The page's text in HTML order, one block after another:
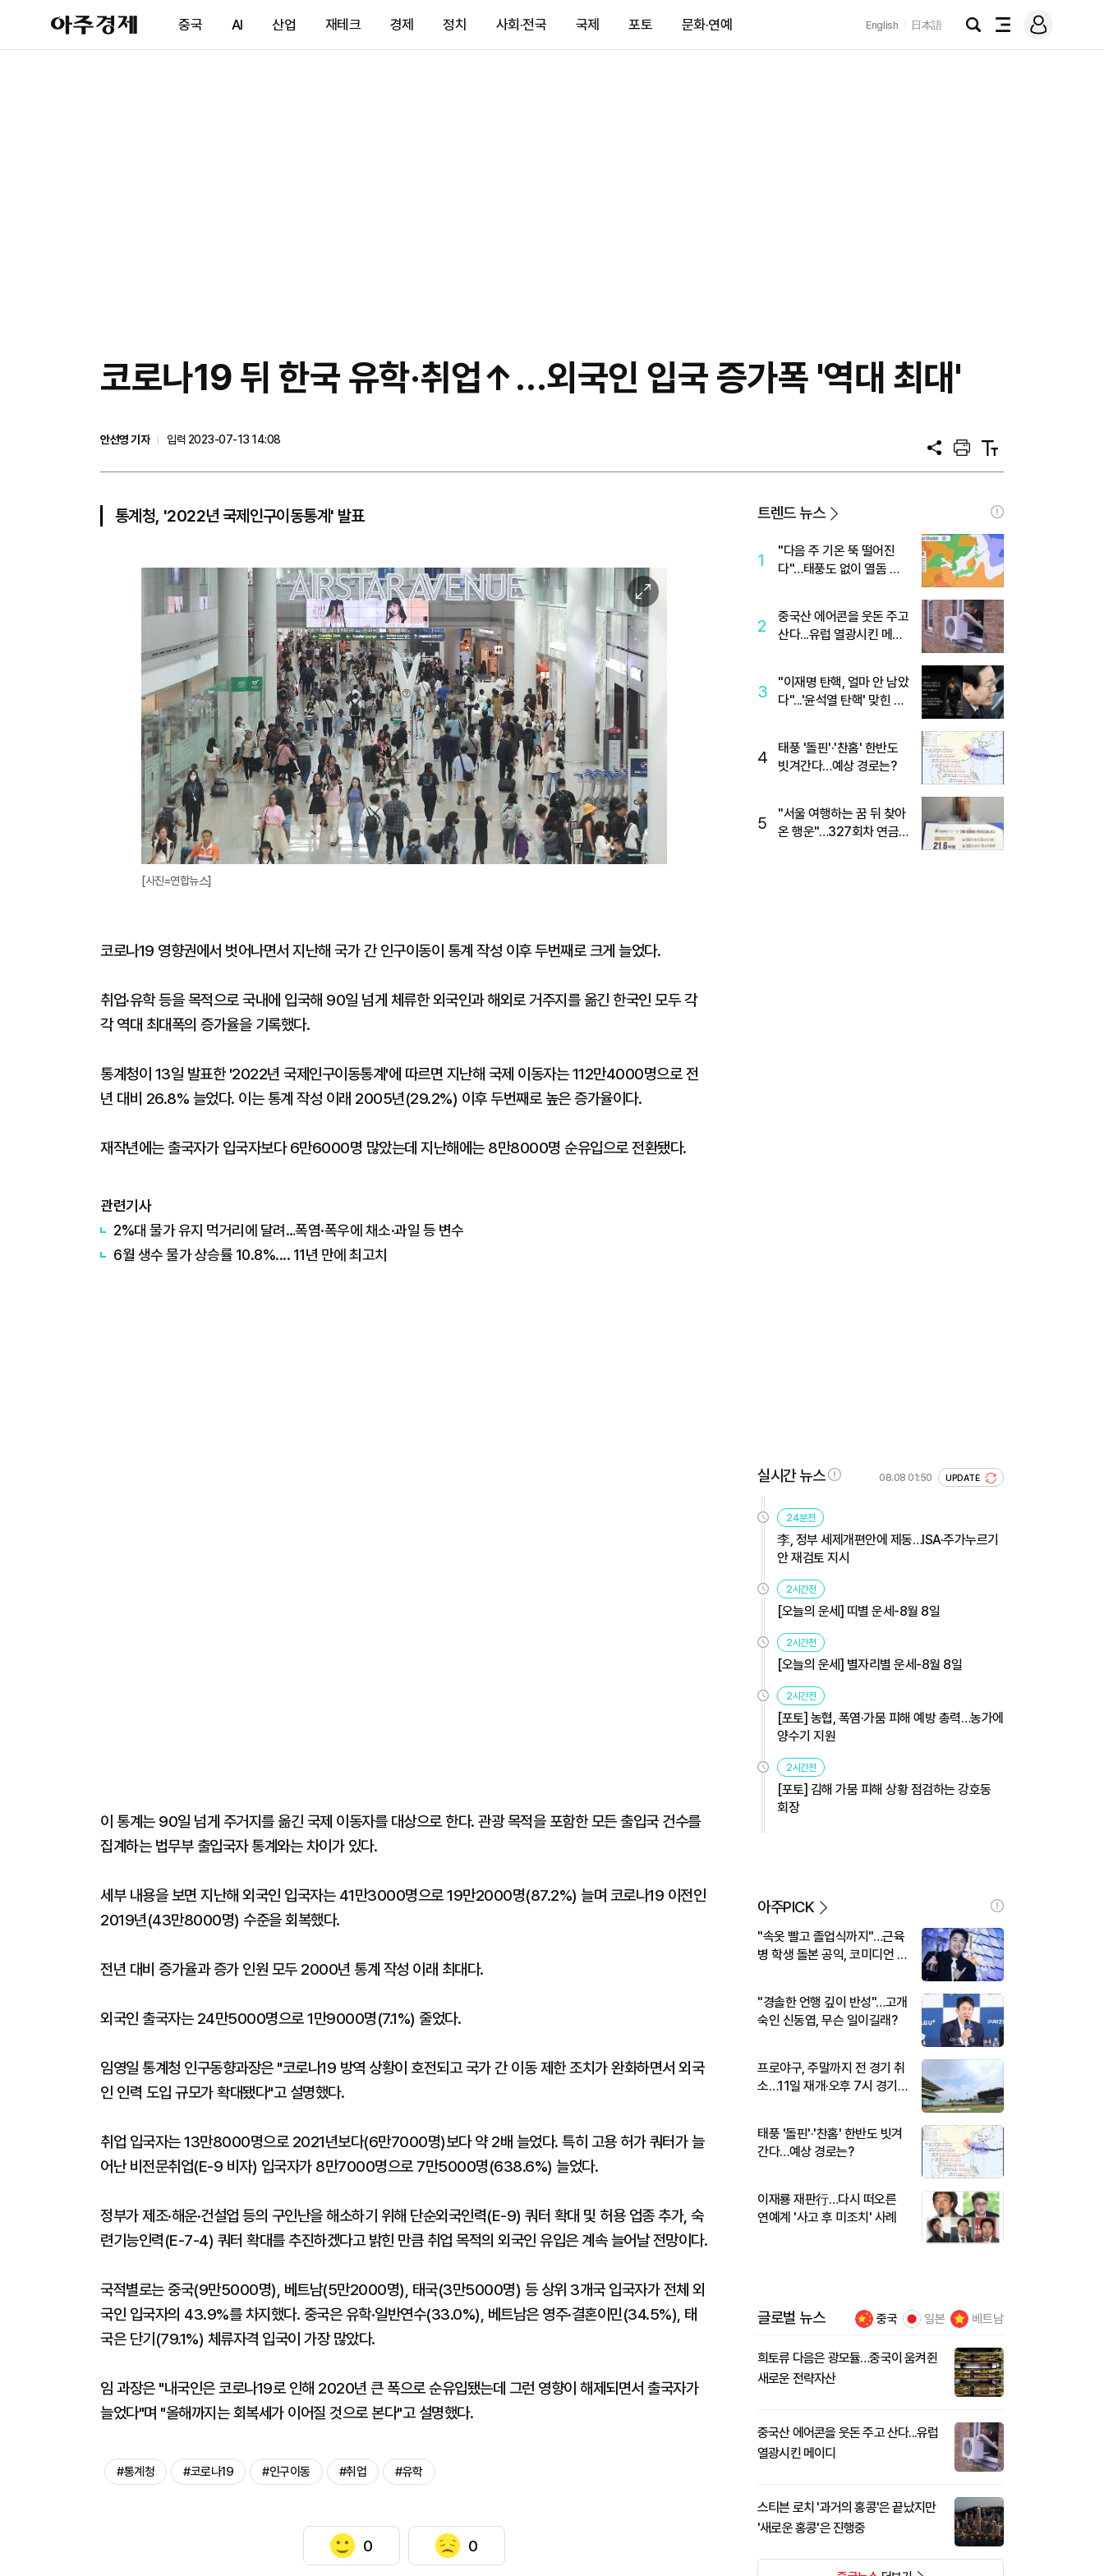
아
주
제
중국 AI 산업 재테크 경제 정치 사회·전국 국제 포토 문화·연예 English 日本語
검
전
메
그
코로나19 뒤 한국 유학·취업↑…외국인 입국 증가폭 '역대 최대'
안선영 기자
입력 2023-07-13 14:08
공
프
트
텍
트
통계청, '2022년 국제인구이동통계' 발표
이
미
지
확
대
[사진=연합뉴스]
코로나19 영향권에서 벗어나면서 지난해 국가 간 인구이동이 통계 작성 이후 두번째로 크게 늘었다.
취업·유학 등을 목적으로 국내에 입국해 90일 넘게 체류한 외국인과 해외로 거주지를 옮긴 한국인 모두 각
각 역대 최대폭의 증가율을 기록했다.
통계청이 13일 발표한 '2022년 국제인구이동통계'에 따르면 지난해 국제 이동자는 112만4000명으로 전
년 대비 26.8% 늘었다. 이는 통계 작성 이래 2005년(29.2%) 이후 두번째로 높은 증가율이다.
재작년에는 출국자가 입국자보다 6만6000명 많았는데 지난해에는 8만8000명 순유입으로 전환됐다.
관련기사
2%대 물가 유지 먹거리에 달려…폭염·폭우에 채소·과일 등 변수
6월 생수 물가 상승률 10.8%.... 11년 만에 최고치
이 통계는 90일 넘게 주거지를 옮긴 국제 이동자를 대상으로 한다. 관광 목적을 포함한 모든 출입국 건수를
집계하는 법무부 출입국자 통계와는 차이가 있다.
세부 내용을 보면 지난해 외국인 입국자는 41만3000명으로 19만2000명(87.2%) 늘며 코로나19 이전인
2019년(43만8000명) 수준을 회복했다.
전년 대비 증가율과 증가 인원 모두 2000년 통계 작성 이래 최대다.
외국인 출국자는 24만5000명으로 1만9000명(7.1%) 줄었다.
임영일 통계청 인구동향과장은 "코로나19 방역 상황이 호전되고 국가 간 이동 제한 조치가 완화하면서 외국
인 인력 도입 규모가 확대됐다"고 설명했다.
취업 입국자는 13만8000명으로 2021년보다(6만7000명)보다 약 2배 늘었다. 특히 고용 허가 쿼터가 늘
어난 비전문취업(E-9 비자) 입국자가 8만7000명으로 7만5000명(638.6%) 늘었다.
정부가 제조·해운·건설업 등의 구인난을 해소하기 위해 단순외국인력(E-9) 쿼터 확대 및 허용 업종 추가, 숙
련기능인력(E-7-4) 쿼터 확대를 추진하겠다고 밝힌 만큼 취업 목적의 외국인 유입은 계속 늘어날 전망이다.
국적별로는 중국(9만5000명), 베트남(5만2000명), 태국(3만5000명) 등 상위 3개국 입국자가 전체 외
국인 입국자의 43.9%를 차지했다. 중국은 유학·일반연수(33.0%), 베트남은 영주·결혼이민(34.5%), 태
국은 단기(79.1%) 체류자격 입국이 가장 많았다.
임 과장은 "내국인은 코로나19로 인해 2020년 큰 폭으로 순유입됐는데 그런 영향이 해제되면서 출국자가
늘었다"며 "올해까지는 회복세가 이어질 것으로 본다"고 설명했다.
#통계청 #코로나19 #인구이동 #취업 #유학
0 0
트렌드 뉴스
1
"다음 주 기온 뚝 떨어진
다"…태풍도 없이 열돔 박
2
중국산 에어콘을 웃돈 주고
산다...유럽 열광시킨 메이
3
"이재명 탄핵, 얼마 안 남았
다"...'윤석열 탄핵' 맞힌 무
4
태풍 '돌핀'·'찬홈' 한반도
빗겨간다…예상 경로는?
5
"서울 여행하는 꿈 뒤 찾아
온 행운"…327회차 연금
실시간 뉴스 08.08 01:50 UPDATE
24분전
李, 정부 세제개편안에 제동…ISA·주가누르기
안 재검토 지시
2시간전
[오늘의 운세] 띠별 운세-8월 8일
2시간전
[오늘의 운세] 별자리별 운세-8월 8일
2시간전
[포토] 농협, 폭염·가뭄 피해 예방 총력…농가에
양수기 지원
2시간전
[포토] 김해 가뭄 피해 상황 점검하는 강호동
회장
아주PICK
"속옷 빨고 졸업식까지"…근육
병 학생 돌본 공익, 코미디언 김
"경솔한 언행 깊이 반성"…고개
숙인 신동엽, 무슨 일이길래?
프로야구, 주말까지 전 경기 취
소…11일 재개·오후 7시 경기
태풍 '돌핀'·'찬홈' 한반도 빗겨
간다…예상 경로는?
이재룡 재판行…다시 떠오른
연예계 '사고 후 미조치' 사례
글로벌 뉴스 중국 일본 베트남
희토류 다음은 광모듈…중국이 움켜쥔
새로운 전략자산
중국산 에어콘을 웃돈 주고 산다...유럽
열광시킨 메이디
스티븐 로치 '과거의 홍콩'은 끝났지만
'새로운 홍콩'은 진행중